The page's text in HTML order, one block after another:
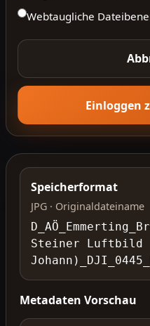
Webtaugliche
Einloggen
Speicherformat
JPG · Originaldateiname
Steiner Luftbild
Metadaten Vorschau